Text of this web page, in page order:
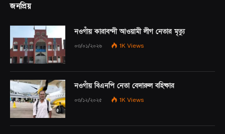
জনপ্রিয়
নওগাঁয় কারাবন্দী আওয়ামী লীগ নেতার মৃত্যু
০৩/০১/২০২৬ 1K Views
নওগাঁয় বিএনপি নেতা বেদারুল বহিষ্কার
০৩/১২/২০২৫ 1K Views